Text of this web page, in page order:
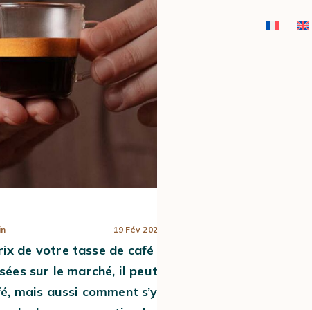
MANUELLES
19 Fév 2025
de votre tasse de café
sur le marché, il peut
mais aussi comment s’y